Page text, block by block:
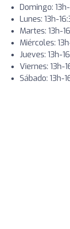
Domingo:
Lunes: 13h-
Martes: 13h-
Miércoles:
Jueves: 13h-
Viernes: 13h-
Sábado: 13h-